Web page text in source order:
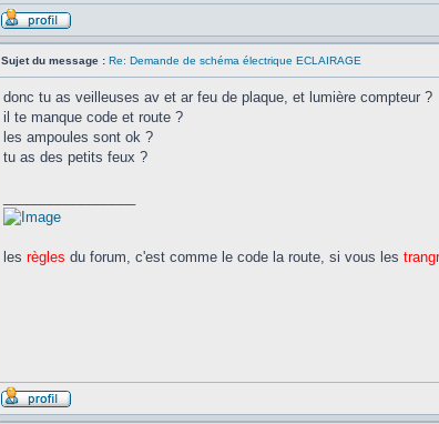
Sujet du message : Re: Demande de schéma électrique ECLAIRAGE
donc tu as veilleuses av et ar feu de plaque, et lumière compteur ?
il te manque code et route ?
les ampoules sont ok ?
tu as des petits feux ?
les règles du forum, c'est comme le code la route, si vous les